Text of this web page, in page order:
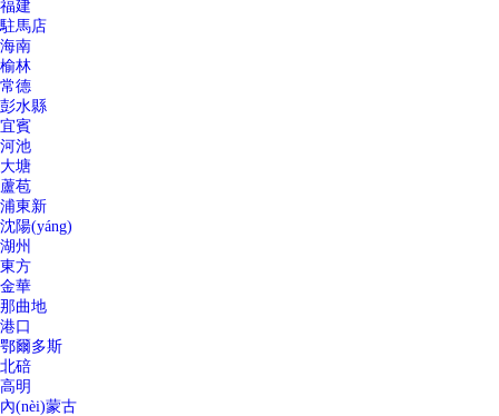
福建
駐馬店
海南
榆林
常德
彭水縣
宜賓
河池
大塘
蘆苞
浦東新
沈陽(yáng)
湖州
東方
金華
那曲地
港口
鄂爾多斯
北碚
高明
內(nèi)蒙古